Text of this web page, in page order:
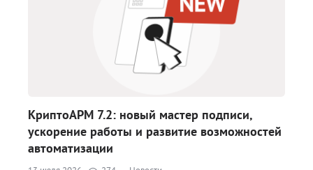
КриптоАРМ 7.2: новый мастер подписи,
ускорение работы и развитие возможностей
автоматизации